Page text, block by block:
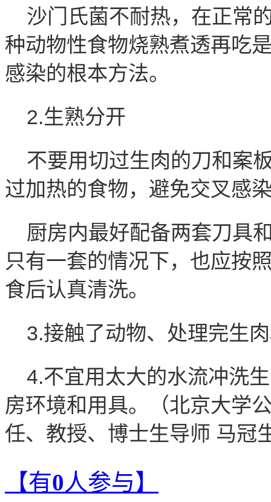
沙门氏菌不耐热，在正常
种动物性食物烧熟煮透再吃
感染的根本方法。
2.生熟分开
不要用切过生肉的刀和案
过加热的食物，避免交叉感
厨房内最好配备两套刀具
只有一套的情况下，也应按
食后认真清洗。
3.接触了动物、处理完生
4.不宜用太大的水流冲洗
房环境和用具。
（北京大学
任、教授、博士生导师 马冠
【有0人参与】